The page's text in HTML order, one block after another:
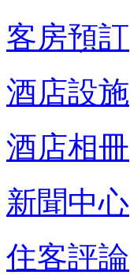
客房預訂
酒店設施
酒店相冊
新聞中心
住客評論